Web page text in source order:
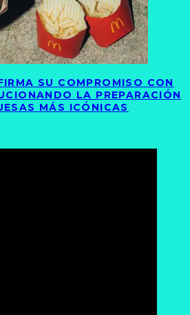
SU COMPROMISO CON
LA PREPARACIÓN
MÁS ICÓNICAS